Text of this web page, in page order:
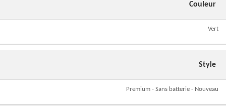
Couleur
Vert
Style
Premium - Sans batterie - Nouveau